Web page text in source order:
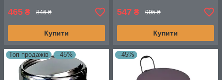
465 ₴ 846 ₴
Купити
547 ₴ 995 ₴
Купити
Топ продажів –45% –45%